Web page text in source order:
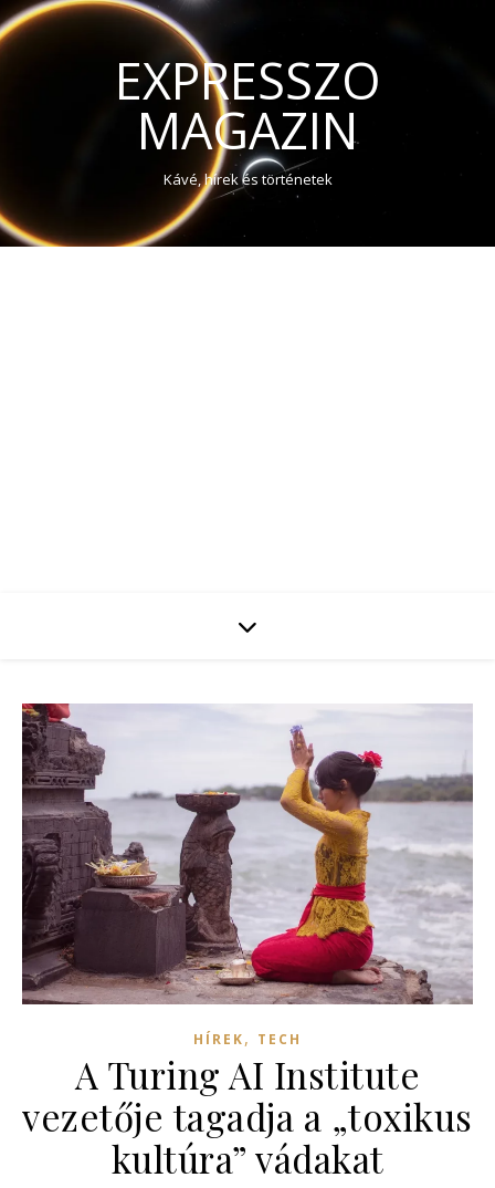
EXPRESSZO
MAGAZIN
Kávé, hírek és történetek
HÍREK, TECH
A Turing AI Institute
vezetője tagadja a „toxikus
kultúra” vádakat